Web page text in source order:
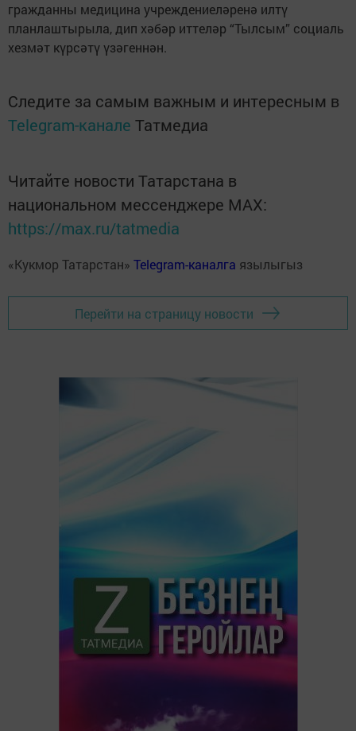
гражданны медицина учреждениеләренә илтү
планлаштырыла, дип хәбәр иттеләр “Тылсым” социаль
хезмәт күрсәтү үзәгеннән.
Следите за самым важным и интересным в
Telegram-канале Татмедиа
Читайте новости Татарстана в
национальном мессенджере MАХ:
https://max.ru/tatmedia
«Кукмор Татарстан» Telegram-каналга язылыгыз
Перейти на страницу новости